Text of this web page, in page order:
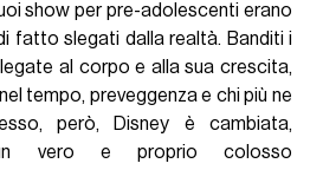
show per pre-adolescenti erano
fatto slegati dalla realtà. Banditi i
al corpo e alla sua crescita,
tempo, preveggenza e chi più ne
però, Disney è cambiata,
vero e proprio colosso